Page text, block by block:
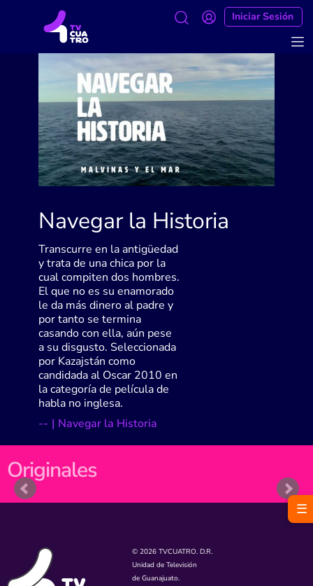
Iniciar Sesión
Navegar la Historia
Transcurre en la antigüedad
y trata de una chica por la
cual compiten dos hombres.
El que no es su enamorado
le da más dinero al padre y
por tanto se termina
casando con ella, aún pese
a su disgusto. Seleccionada
por Kazajstán como
candidada al Oscar 2010 en
la categoría de película de
habla no inglesa.
-- | Navegar la Historia
Originales
© 2026 TVCUATRO. D.R.
Unidad de Televisión
de Guanajuato.
☰